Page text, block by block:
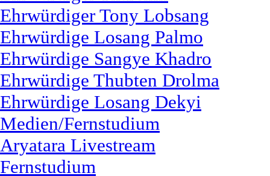
Ehrwürdiger Tony Lobsang
Ehrwürdige Losang Palmo
Ehrwürdige Sangye Khadro
Ehrwürdige Thubten Drolma
Ehrwürdige Losang Dekyi
Medien/Fernstudium
Aryatara Livestream
Fernstudium